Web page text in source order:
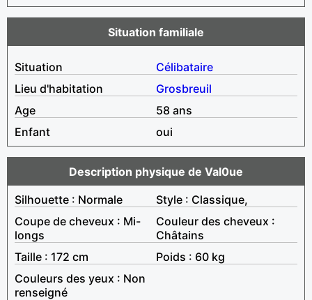
Situation familiale
Situation
Célibataire
Lieu d'habitation
Grosbreuil
Age
58 ans
Enfant
oui
Description physique de Val0ue
Silhouette : Normale
Style : Classique,
Coupe de cheveux : Mi-
longs
Couleur des cheveux :
Châtains
Taille : 172 cm
Poids : 60 kg
Couleurs des yeux : Non
renseigné